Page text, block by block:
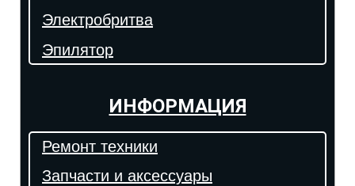
Электробритва
Эпилятор
ИНФОРМАЦИЯ
Ремонт техники
Запчасти и аксессуары